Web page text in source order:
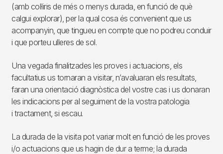
(amb col·liris de més o menys durada, en funció de què
calgui explorar), per la qual cosa és convenient que us
acompanyin, que tingueu en compte que no podreu conduir
i que porteu ulleres de sol.
Una vegada finalitzades les proves i actuacions, els
facultatius us tornaran a visitar, n’avaluaran els resultats,
faran una orientació diagnòstica del vostre cas i us donaran
les indicacions per al seguiment de la vostra patologia
i tractament, si escau.
La durada de la visita pot variar molt en funció de les proves
i/o actuacions que us hagin de dur a terme; la durada